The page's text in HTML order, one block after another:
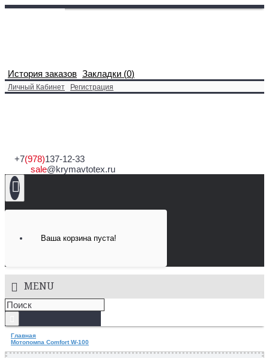
История заказов Закладки (0)
Личный Кабинет Регистрация
+7(978)137-12-33
sale@krymavtotex.ru
Ваша корзина пуста!
MENU
Главная
Мотопомпа Comfort W-100